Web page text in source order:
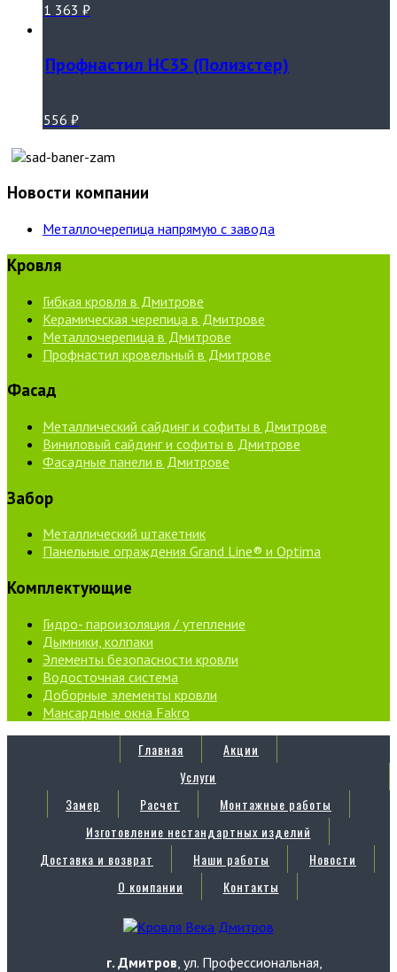
1 363 ₽
Профнастил НС35 (Полиэстер)
556 ₽
Новости компании
Металлочерепица напрямую с завода
Кровля
Гибкая кровля в Дмитрове
Керамическая черепица в Дмитрове
Металлочерепица в Дмитрове
Профнастил кровельный в Дмитрове
Фасад
Металлический сайдинг и софиты в Дмитрове
Виниловый сайдинг и софиты в Дмитрове
Фасадные панели в Дмитрове
Забор
Металлический штакетник
Панельные ограждения Grand Line® и Optima
Комплектующие
Гидро- пароизоляция / утепление
Дымники, колпаки
Элементы безопасности кровли
Водосточная система
Доборные элементы кровли
Мансардные окна Fakro
Главная
Акции
Услуги
Замер
Расчет
Монтажные работы
Изготовление нестандартных изделий
Доставка и возврат
Наши работы
Новости
О компании
Контакты
г. Дмитров , ул. Профессиональная,